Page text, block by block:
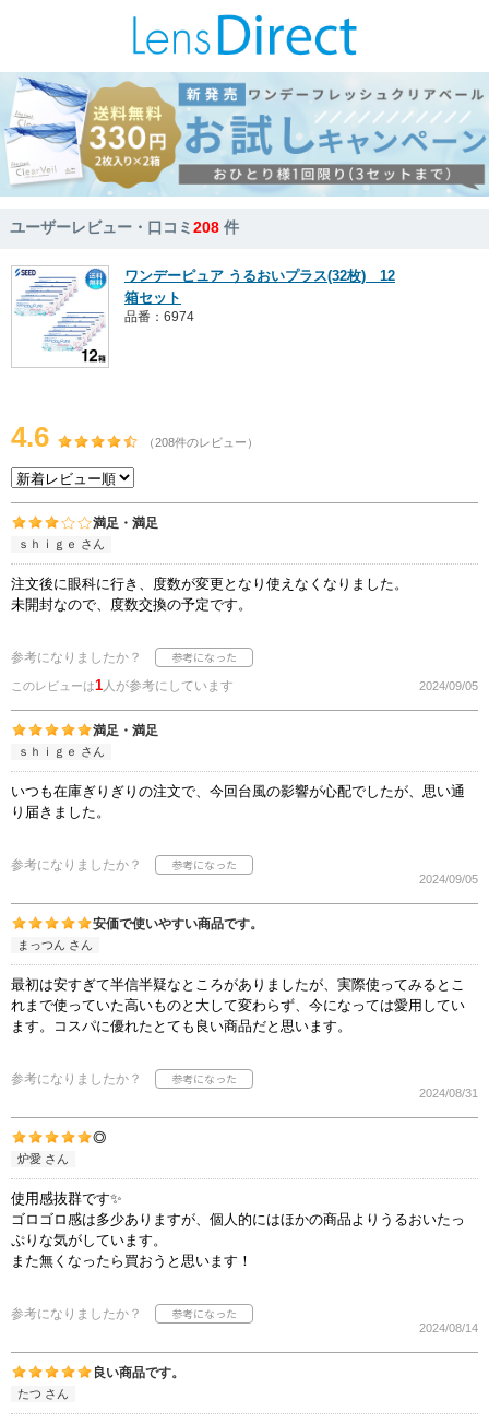
ユーザーレビュー・口コミ208 件
ワンデーピュア うるおいプラス(32枚) 12
箱セット
品番：6974
4.6 （208件のレビュー）
満足・満足
ｓｈｉｇｅ さん
注文後に眼科に行き、度数が変更となり使えなくなりました。
未開封なので、度数交換の予定です。
参考になりましたか？
このレビューは1人が参考にしています 2024/09/05
満足・満足
ｓｈｉｇｅ さん
いつも在庫ぎりぎりの注文で、今回台風の影響が心配でしたが、思い通
り届きました。
参考になりましたか？
2024/09/05
安価で使いやすい商品です。
まっつん さん
最初は安すぎて半信半疑なところがありましたが、実際使ってみるとこ
れまで使っていた高いものと大して変わらず、今になっては愛用してい
ます。コスパに優れたとても良い商品だと思います。
参考になりましたか？
2024/08/31
◎
炉愛 さん
使用感抜群です✨
ゴロゴロ感は多少ありますが、個人的にはほかの商品よりうるおいたっ
ぷりな気がしています。
また無くなったら買おうと思います！
参考になりましたか？
2024/08/14
良い商品です。
たつ さん